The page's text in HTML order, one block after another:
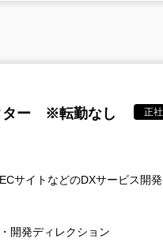
ター ※転勤なし
正
サイトなどのDXサービス開発
開発ディレクション